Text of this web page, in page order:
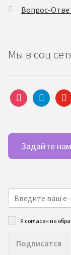
Вопрос-
Мы в соц
instagramtelegram
Задайте
Я согласен на
Подписатся